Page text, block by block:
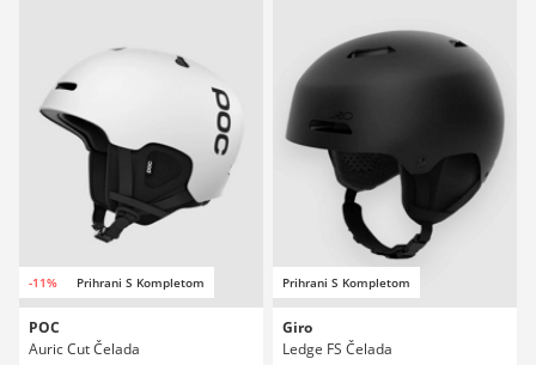
-11% Prihrani S Kompletom
POC
Auric Cut Čelada
Prihrani S Kompletom
Giro
Ledge FS Čelada